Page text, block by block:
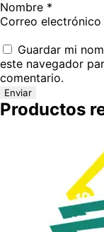
Nombre *
Correo electrónico
Guardar mi
este navegador
comentario.
Productos